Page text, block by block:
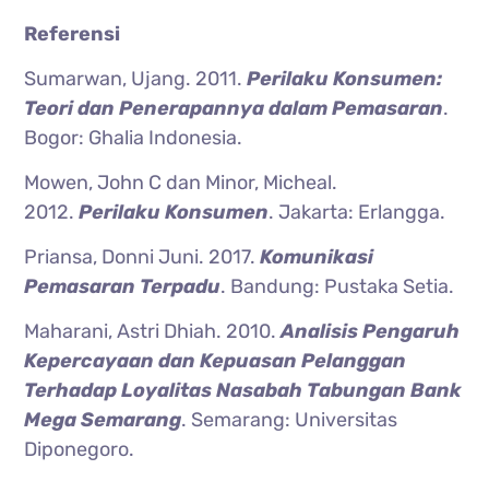
Referensi
Sumarwan, Ujang. 2011. Perilaku Konsumen:
Teori dan Penerapannya dalam Pemasaran.
Bogor: Ghalia Indonesia.
Mowen, John C dan Minor, Micheal.
2012. Perilaku Konsumen. Jakarta: Erlangga.
Priansa, Donni Juni. 2017. Komunikasi
Pemasaran Terpadu. Bandung: Pustaka Setia.
Maharani, Astri Dhiah. 2010. Analisis Pengaruh
Kepercayaan dan Kepuasan Pelanggan
Terhadap Loyalitas Nasabah Tabungan Bank
Mega Semarang. Semarang: Universitas
Diponegoro.